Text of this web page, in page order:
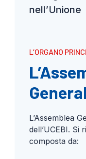
nell’Unione
L’ORGANO
L’Assemblea
dell’UCEBI. Si
composta da: